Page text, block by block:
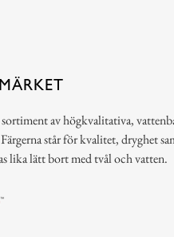
av högkvalitativa,
står för kvalitet, dryghet
lika lätt bort med tvål och vatten.